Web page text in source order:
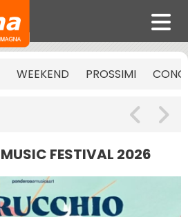
WEEKEND PROSSIMI
FESTIVAL 2026